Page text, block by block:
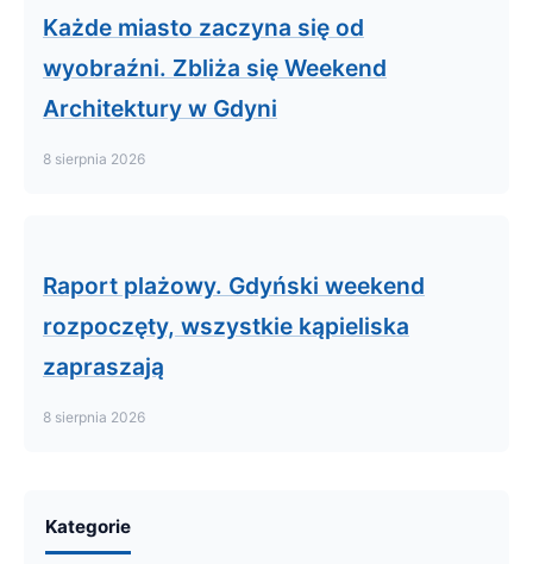
Każde miasto zaczyna się od
wyobraźni. Zbliża się Weekend
Architektury w Gdyni
8 sierpnia 2026
Raport plażowy. Gdyński weekend
rozpoczęty, wszystkie kąpieliska
zapraszają
8 sierpnia 2026
Kategorie